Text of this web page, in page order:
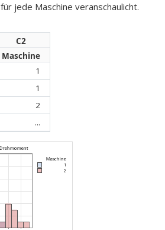
jede Maschine veranschaulicht.
C2
Maschine
1
1
2
...